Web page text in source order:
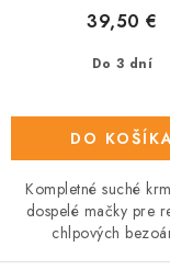
Do 3 dní
39,50 €
DO
Kompletné suché
dospelé mačky pre
chlpových